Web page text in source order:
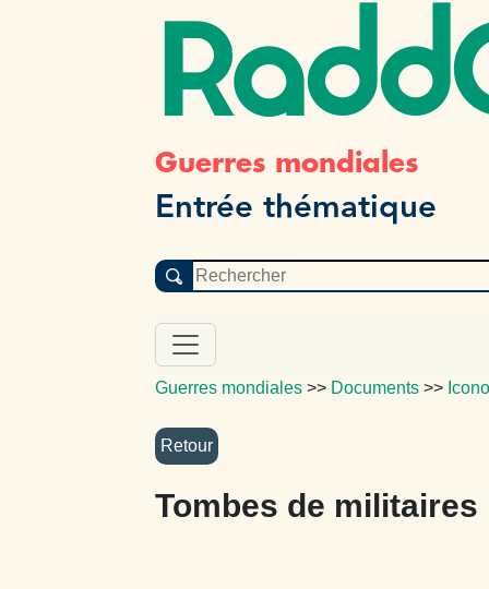
Guerres mondiales
Entrée thématique
Guerres mondiales >> Documents >>
Tombes de militaires